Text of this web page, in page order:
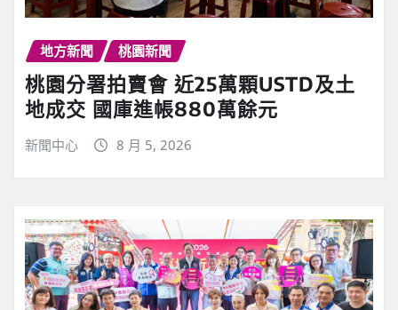
地方新聞 桃園新聞
桃園分署拍賣會 近25萬顆USTD及土
地成交 國庫進帳880萬餘元
新聞中心 8 月 5, 2026